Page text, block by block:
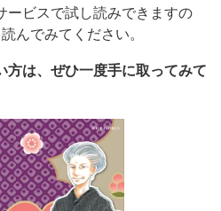
ービスで試し読みできますの
んでみてください。
方は、ぜひ一度手に取ってみて